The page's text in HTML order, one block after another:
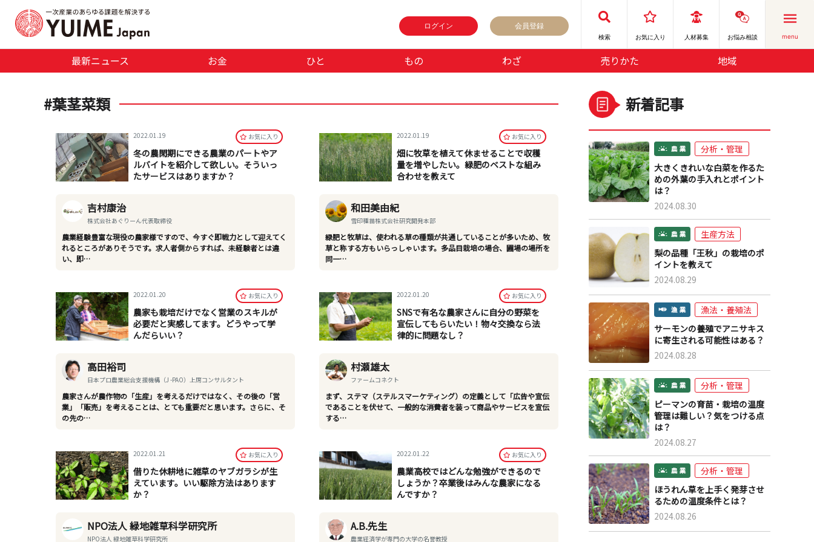
ログイン 会員登録
検索 お気に⼊り 人材募集 お悩み相談 menu
最新ニュース お金 ひと もの わざ 売りかた 地域
#葉茎菜類
2022.01.19 お気に⼊り
冬の農閑期にできる農業のパートやア
ルバイトを紹介して欲しい。そういっ
たサービスはありますか？
吉村康治
株式会社あぐりーん代表取締役
農業経験豊富な現役の農家様ですので、今すぐ即戦力として迎えてく
れるところがありそうです。求人者側からすれば、未経験者とは違
い、即…
2022.01.19 お気に⼊り
畑に牧草を植えて休ませることで収穫
量を増やしたい。緑肥のベストな組み
合わせを教えて
和田美由紀
雪印種苗株式会社研究開発本部
緑肥と牧草は、使われる草の種類が共通していることが多いため、牧
草と称する方もいらっしゃいます。多品目栽培の場合、圃場の場所を
同一…
2022.01.20 お気に⼊り
農家も栽培だけでなく営業のスキルが
必要だと実感してます。どうやって学
んだらいい？
高田裕司
日本プロ農業総合支援機構（J -PAO）上席コンサルタント
農家さんが農作物の「生産」を考えるだけではなく、その後の「営
業」「販売」を考えることは、とても重要だと思います。さらに、そ
の先の…
2022.01.20 お気に⼊り
SNSで有名な農家さんに自分の野菜を
宣伝してもらいたい！物々交換なら法
律的に問題なし？
村瀬雄太
ファームコネクト
まず、ステマ（ステルスマーケティング）の定義として「広告や宣伝
であることを伏せて、一般的な消費者を装って商品やサービスを宣伝
する…
2022.01.21 お気に⼊り
借りた休耕地に雑草のヤブガラシが生
えています。いい駆除方法はあります
か？
NPO法人 緑地雑草科学研究所
NPO法人 緑地雑草科学研究所
2022.01.22 お気に⼊り
農業高校ではどんな勉強ができるので
しょうか？卒業後はみんな農家になる
んですか？
A.B.先生
農業経済学が専門の大学の名誉教授
新着記事
分析・管理
大きくきれいな白菜を作るた
めの外葉の手入れとポイント
は？
2024.08.30
生産方法
梨の品種「王秋」の栽培のポ
イントを教えて
2024.08.29
漁法・養殖法
サーモンの養殖でアニサキス
に寄生される可能性はある？
2024.08.28
分析・管理
ピーマンの育苗・栽培の温度
管理は難しい？気をつける点
は？
2024.08.27
分析・管理
ほうれん草を上手く発芽させ
るための温度条件とは？
2024.08.26